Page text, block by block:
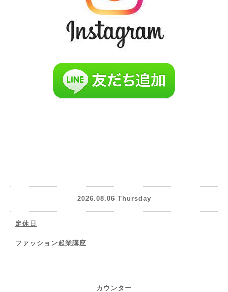
2026.08.06 Thursday
定休日
ファッション起業講座
カウンター